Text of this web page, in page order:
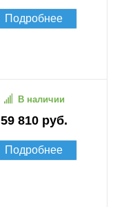
Подробнее
59 810 руб.
В наличии
Подробнее